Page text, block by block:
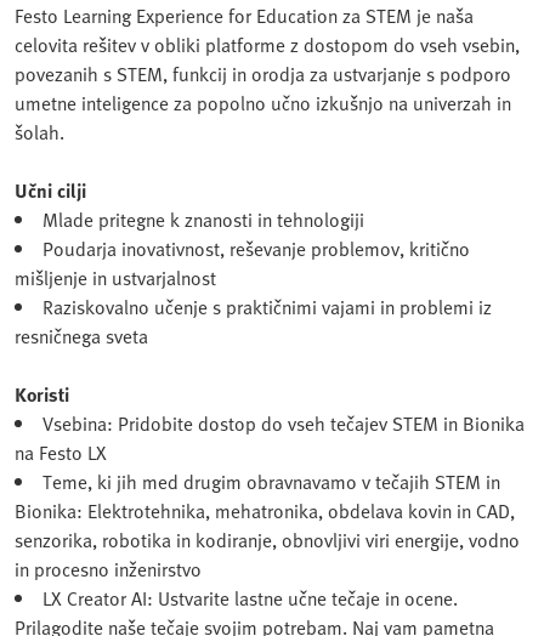
Festo Learning Experience for Education za STEM je naša
celovita rešitev v obliki platforme z dostopom do vseh vsebin,
povezanih s STEM, funkcij in orodja za ustvarjanje s podporo
umetne inteligence za popolno učno izkušnjo na univerzah in
šolah.
Učni cilji
Mlade pritegne k znanosti in tehnologiji
Poudarja inovativnost, reševanje problemov, kritično
mišljenje in ustvarjalnost
Raziskovalno učenje s praktičnimi vajami in problemi iz
resničnega sveta
Koristi
Vsebina: Pridobite dostop do vseh tečajev STEM in Bionika
na Festo LX
Teme, ki jih med drugim obravnavamo v tečajih STEM in
Bionika: Elektrotehnika, mehatronika, obdelava kovin in CAD,
senzorika, robotika in kodiranje, obnovljivi viri energije, vodno
in procesno inženirstvo
LX Creator AI: Ustvarite lastne učne tečaje in ocene.
Prilagodite naše tečaje svojim potrebam. Naj vam pametna